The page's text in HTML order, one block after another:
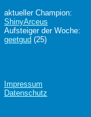
aktueller Champion:
ShinyArceus
Aufsteiger der Woche:
geetgud (25)
Impressum
Datenschutz